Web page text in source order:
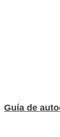
Guía de